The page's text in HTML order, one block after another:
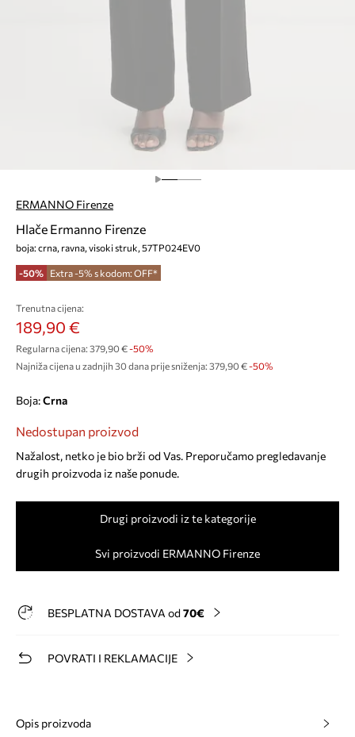
ERMANNO Firenze
Hlače Ermanno Firenze
boja: crna, ravna, visoki struk, 57TP024EV0
-50% Extra -5% s kodom: OFF*
Trenutna cijena:
189,90 €
Regularna cijena: 379,90 €-50%
Najniža cijena u zadnjih 30 dana prije sniženja: 379,90 € -50%
Boja: crna
Nedostupan proizvod
Nažalost, netko je bio brži od Vas. Preporučamo pregledavanje
drugih proizvoda iz naše ponude.
Drugi proizvodi iz te kategorije
Svi proizvodi ERMANNO Firenze
BESPLATNA DOSTAVA od 70€
POVRATI I REKLAMACIJE
Opis proizvoda